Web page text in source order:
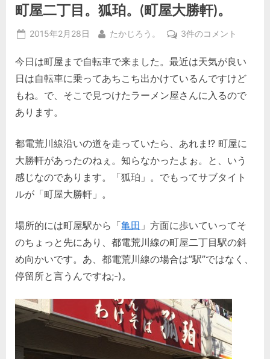
町屋二丁目。狐珀。(町屋大勝軒)。
Posted
2015年2月28日 By
たかじろう。
町
二
丁
狐
屋
大
3件のコメント
今日は町屋まで自転車で来ました。最近は天気が良い
日は自転車に乗ってあちこち出かけているんですけど
もね。で、そこで見つけたラーメン屋さんに入るので
あります。
都電荒川線沿いの道を走っていたら、あれま!? 町屋に
大勝軒があったのねぇ。知らなかったよぉ。と、いう
感じなのであります。「狐珀」。でもってサブタイト
ルが「町屋大勝軒」。
場所的には町屋駅から「亀田 」方面に歩いていってそ
のちょっと先にあり、都電荒川線の町屋二丁目駅の斜
め向かいです。あ、都電荒川線の場合は”駅”ではなく、
停留所と言うんですね;-)。